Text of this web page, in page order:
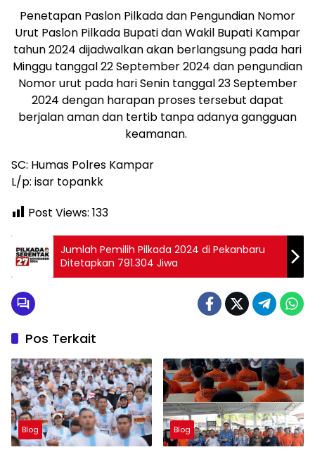
Penetapan Paslon Pilkada dan Pengundian Nomor
Urut Paslon Pilkada Bupati dan Wakil Bupati Kampar
tahun 2024 dijadwalkan akan berlangsung pada hari
Minggu tanggal 22 September 2024 dan pengundian
Nomor urut pada hari Senin tanggal 23 September
2024 dengan harapan proses tersebut dapat
berjalan aman dan tertib tanpa adanya gangguan
keamanan.
SC: Humas Polres Kampar
L/p: isar topankk
Post Views: 133
Jumlah Pemilih Pilkada 2024 di Pekanbaru
Ditetapkan 791.304 Jiwa
Pos Terkait
Blog Blog